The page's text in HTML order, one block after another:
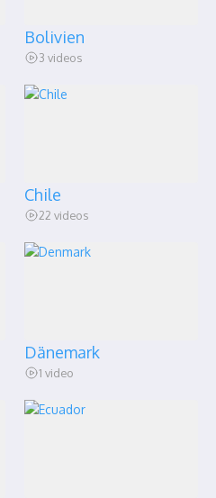
Bolivien
3 videos
Chile
22 videos
Dänemark
1 video